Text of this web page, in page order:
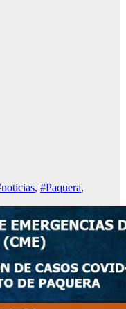
, #Paquera,